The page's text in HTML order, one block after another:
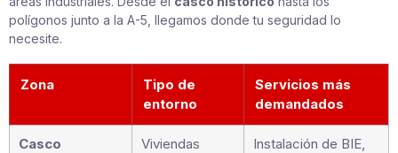
polígonos junto a la A-5, llegamos donde tu seguridad lo
necesite.
Zona
Tipo de
entorno
Servicios más
demandados
Casco
Viviendas
Instalación de BIE,